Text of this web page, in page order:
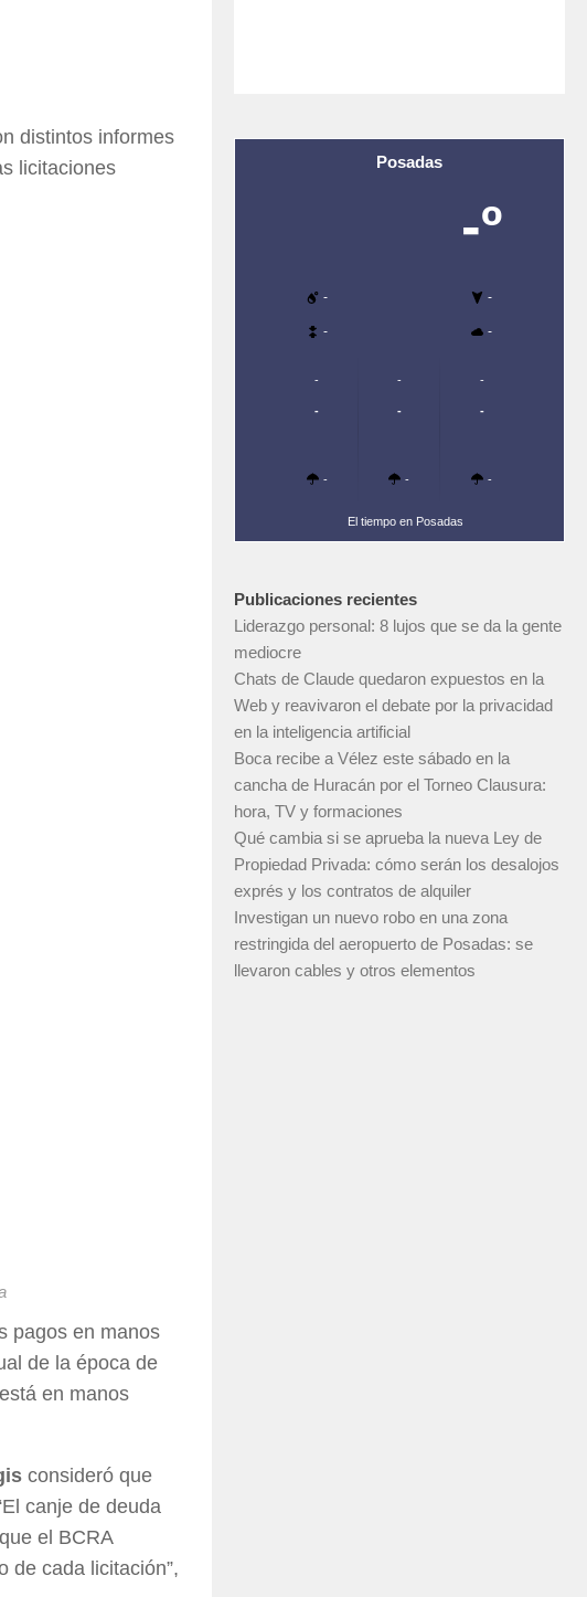
distintos informes
licitaciones
pagos en manos
de la época de
en manos
consideró que
canje de deuda
el BCRA
de cada licitación”,
Posadas
-º
- -
- -
-
-
-
-
-
-
-
-
-
El tiempo en Posadas
Publicaciones recientes
Liderazgo personal: 8 lujos que se da la gente
mediocre
Chats de Claude quedaron expuestos en la
Web y reavivaron el debate por la privacidad
en la inteligencia artificial
Boca recibe a Vélez este sábado en la
cancha de Huracán por el Torneo Clausura:
hora, TV y formaciones
Qué cambia si se aprueba la nueva Ley de
Propiedad Privada: cómo serán los desalojos
exprés y los contratos de alquiler
Investigan un nuevo robo en una zona
restringida del aeropuerto de Posadas: se
llevaron cables y otros elementos